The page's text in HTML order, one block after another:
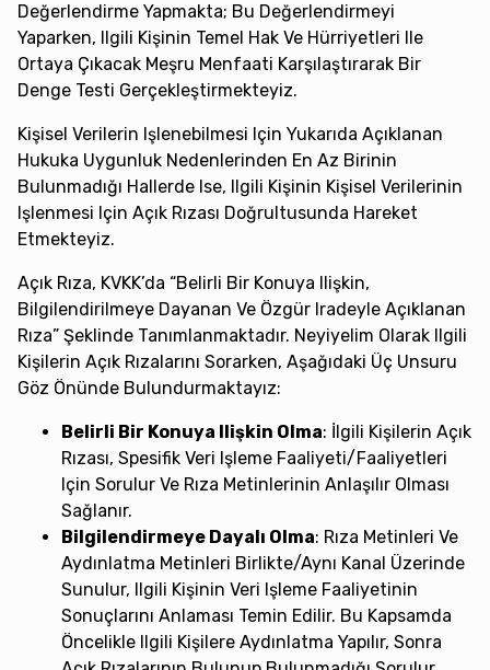
Değerlendirme Yapmakta; Bu Değerlendirmeyi
Yaparken, Ilgili Kişinin Temel Hak Ve Hürriyetleri Ile
Ortaya Çıkacak Meşru Menfaati Karşılaştırarak Bir
Denge Testi Gerçekleştirmekteyiz.
Kişisel Verilerin Işlenebilmesi Için Yukarıda Açıklanan
Hukuka Uygunluk Nedenlerinden En Az Birinin
Bulunmadığı Hallerde Ise, Ilgili Kişinin Kişisel Verilerinin
Işlenmesi Için Açık Rızası Doğrultusunda Hareket
Etmekteyiz.
Açık Rıza, KVKK’da “belirli Bir Konuya Ilişkin,
Bilgilendirilmeye Dayanan Ve Özgür Iradeyle Açıklanan
Rıza” Şeklinde Tanımlanmaktadır. Neyiyelim Olarak Ilgili
Kişilerin Açık Rızalarını Sorarken, Aşağıdaki Üç Unsuru
Göz Önünde Bulundurmaktayız:
Belirli Bir Konuya Ilişkin Olma: İlgili Kişilerin Açık
Rızası, Spesifik Veri Işleme Faaliyeti/faaliyetleri
Için Sorulur Ve Rıza Metinlerinin Anlaşılır Olması
Sağlanır.
Bilgilendirmeye Dayalı Olma: Rıza Metinleri Ve
Aydınlatma Metinleri Birlikte/aynı Kanal Üzerinde
Sunulur, Ilgili Kişinin Veri Işleme Faaliyetinin
Sonuçlarını Anlaması Temin Edilir. Bu Kapsamda
Öncelikle Ilgili Kişilere Aydınlatma Yapılır, Sonra